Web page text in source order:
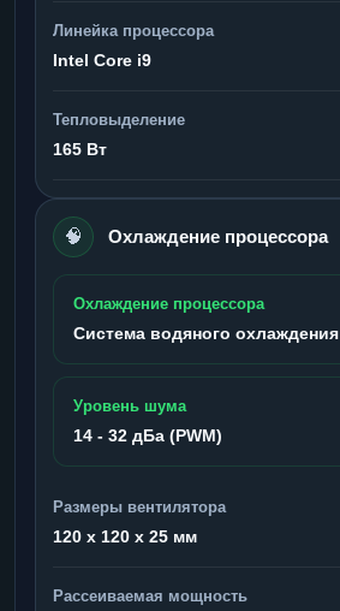
Линейка процессора
Intel Core i9
Тепловыделение
165 Вт
🧠 Охлаждение процессора
Охлаждение процессора
Система водяного охлаждения
Уровень шума
14 - 32 дБа (PWM)
Размеры вентилятора
120 x 120 x 25 мм
Рассеиваемая мощность